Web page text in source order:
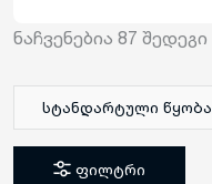
ნაჩვენებია 87 შედეგი
სტანდარტული წყობა
ფილტრი